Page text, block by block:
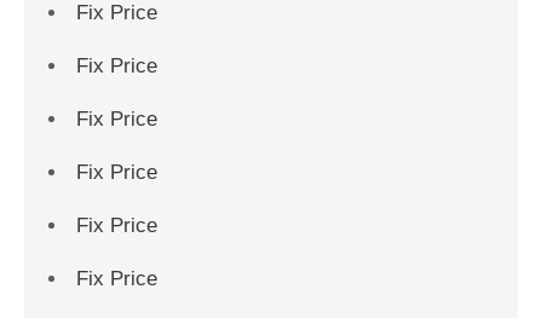
Fix Price
Fix Price
Fix Price
Fix Price
Fix Price
Fix Price